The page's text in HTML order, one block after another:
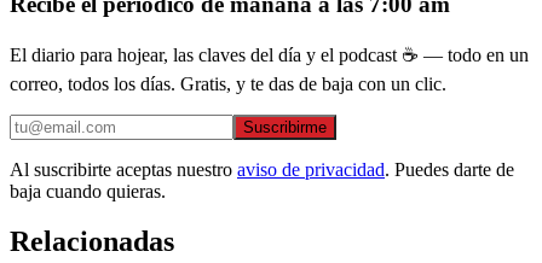
El diario para hojear, las claves del día y el podcast ☕ — todo en un
correo, todos los días. Gratis, y te das de baja con un clic.
Suscribirme
Al suscribirte aceptas nuestro aviso de privacidad. Puedes darte de
baja cuando quieras.
Relacionadas